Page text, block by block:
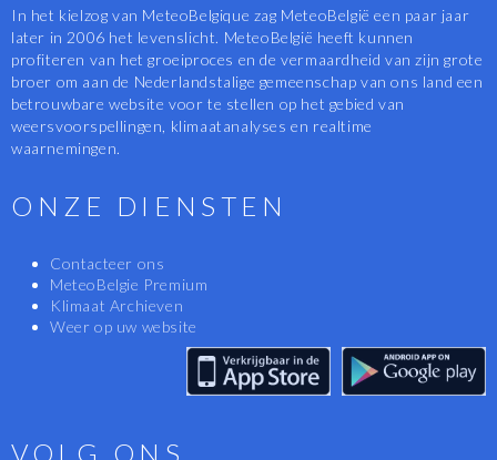
In het kielzog van MeteoBelgique zag MeteoBelgië een paar jaar
later in 2006 het levenslicht. MeteoBelgië heeft kunnen
profiteren van het groeiproces en de vermaardheid van zijn grote
broer om aan de Nederlandstalige gemeenschap van ons land een
betrouwbare website voor te stellen op het gebied van
weersvoorspellingen, klimaatanalyses en realtime
waarnemingen.
ONZE DIENSTEN
Contacteer ons
MeteoBelgie Premium
Klimaat Archieven
Weer op uw website
VOLG ONS